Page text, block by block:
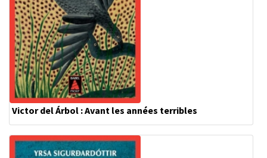
Victor del Árbol : Avant les années terribles